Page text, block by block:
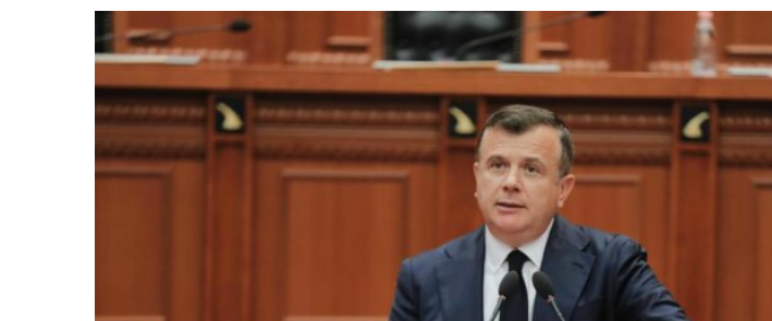
09 Gusht,
“Edi
‘Jepe
Balliu:
me
është
kronike
09 Gusht, 2026